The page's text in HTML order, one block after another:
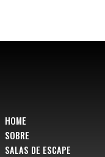
HOME
SOBRE
SALAS DE ESCAPE